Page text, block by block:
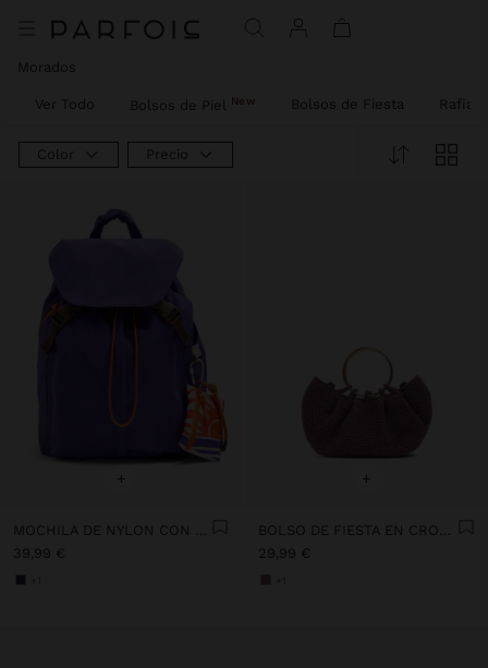
Morados
Ver Todo Bolsos de Piel New Bolsos de Fiesta Rafia
Color Precio
+
MOCHILA DE NYLON CON PENDURO
39,99 €
+
BOLSO DE FIESTA EN CROCHÉ CON AROS
29,99 €